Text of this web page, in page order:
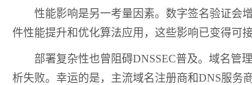
性能影响是另一考量因素。数字签名验证会
件性能提升和优化算法应用，这些影响已变得可接
部署复杂性也曾阻碍DNSSEC普及。域名管
析失败。幸运的是，主流域名注册商和DNS服务